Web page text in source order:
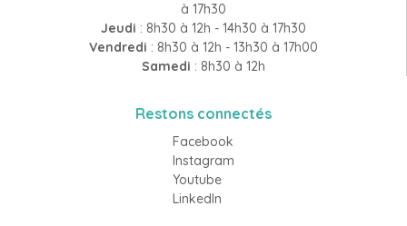
à 17h30
Jeudi : 8h30 à 12h - 14h30 à 17h30
Vendredi : 8h30 à 12h - 13h30 à 17h00
Samedi : 8h30 à 12h
Restons connectés
Facebook
Instagram
Youtube
LinkedIn